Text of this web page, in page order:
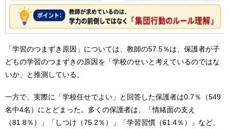
「学習のつまずき原因」については、教師の57.5％は、保護者が子
どもの学習のつまずきの原因を「学校のせいと考えているのではな
いか」と推測している。
一方で、実際に「学校任せでよい」と回答した保護者は0.7％（549
名中4名）にとどまった。多くの保護者は、「情緒面の支え
（81.8％）」「しつけ（75.2％）」「学習習慣（61.4％）」など、